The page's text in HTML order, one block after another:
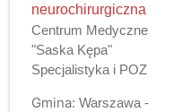
neurochirurgiczna
Centrum Medyczne
"Saska Kępa"
Specjalistyka i POZ
Gmina: Warszawa -